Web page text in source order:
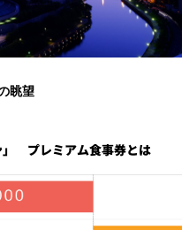
眺望
プレミアム食事券とは